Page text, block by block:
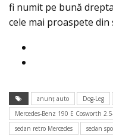
fi numit pe bună
cele mai proaspete din
anunț auto Dog-Leg
Mercedes-Benz 190 E Cosworth
sedan retro Mercedes
sedan